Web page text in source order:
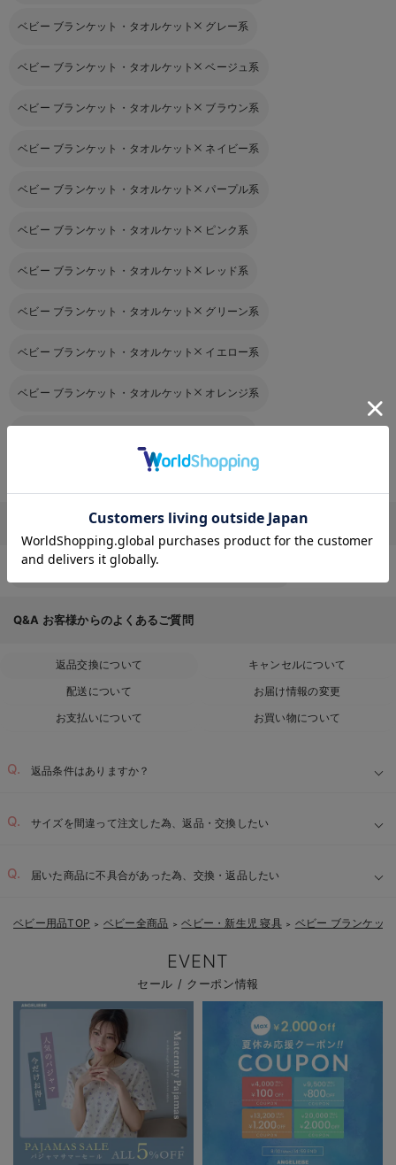
ベビー ブランケット・タオルケット グレー系
ベビー ブランケット・タオルケット ベージュ系
ベビー ブランケット・タオルケット ブラウン系
ベビー ブランケット・タオルケット ネイビー系
ベビー ブランケット・タオルケット パープル系
ベビー ブランケット・タオルケット ピンク系
ベビー ブランケット・タオルケット レッド系
ベビー ブランケット・タオルケット グリーン系
ベビー ブランケット・タオルケット イエロー系
ベビー ブランケット・タオルケット オレンジ系
ベビー ブランケット・タオルケット その他
Q&A お客様からのよくあるご質問
返品交換について
キャンセルについて
配送について
お届け情報の変更
お支払いについて
お買い物について
返品条件はありますか？
サイズを間違って注文した為、返品・交換したい
届いた商品に不具合があった為、交換・返品したい
お気に入り商品を確認する
ベビー用品TOP ＞ ベビー全商品 ＞ ベビー・新生児 寝具 ＞ ベビー ブランケッ
EVENT
セール / クーポン情報